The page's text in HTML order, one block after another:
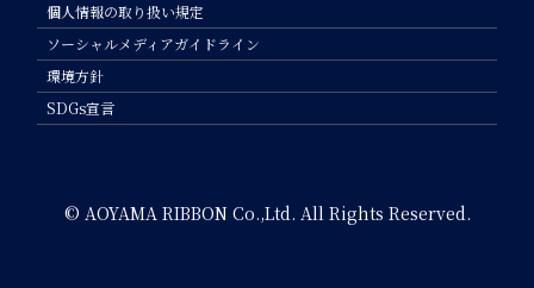
個人情報の取り扱い規定
ソーシャルメディアガイドライン
環境方針
SDGs宣言
© AOYAMA RIBBON Co.,Ltd. All Rights Reserved.